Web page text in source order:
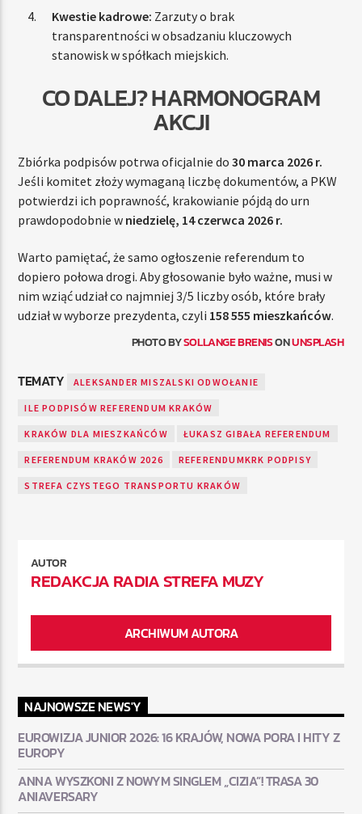
Kwestie kadrowe: Zarzuty o brak
transparentności w obsadzaniu kluczowych
stanowisk w spółkach miejskich.
CO DALEJ? HARMONOGRAM
AKCJI
Zbiórka podpisów potrwa oficjalnie do30 marca 2026 r.
Jeśli komitet złoży wymaganą liczbę dokumentów, a PKW
potwierdzi ich poprawność, krakowianie pójdą do urn
prawdopodobnie w niedzielę, 14 czerwca 2026 r.
Warto pamiętać, że samo ogłoszenie referendum to
dopiero połowa drogi. Aby głosowanie było ważne, musi w
nim wziąć udział co najmniej 3/5 liczby osób, które brały
udział w wyborze prezydenta, czyli 158 555 mieszkańców.
PHOTO BYSOLLANGE BRENISONUNSPLASH
TEMATY ALEKSANDER MISZALSKI ODWOŁANIE
ILE PODPISÓW REFERENDUM KRAKÓW
KRAKÓW DLA MIESZKAŃCÓW ŁUKASZ GIBAŁA REFERENDUM
REFERENDUM KRAKÓW 2026 REFERENDUMKRK PODPISY
STREFA CZYSTEGO TRANSPORTU KRAKÓW
AUTOR
REDAKCJA RADIA STREFA MUZY
ARCHIWUM AUTORA
NAJNOWSZE NEWS'Y
EUROWIZJA JUNIOR 2026: 16 KRAJÓW, NOWA PORA I HITY Z
EUROPY
ANNA WYSZKONI Z NOWYM SINGLEM „CIZIA”! TRASA 30
ANIAVERSARY